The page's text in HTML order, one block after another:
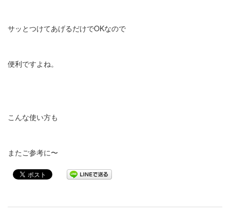
サッとつけてあげるだけでOKなので
便利ですよね。
こんな使い方も
またご参考に〜